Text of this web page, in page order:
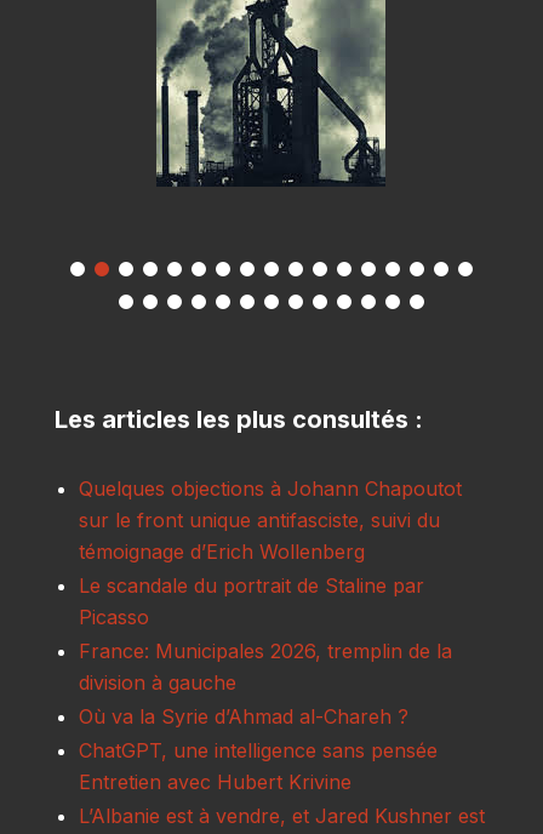
Les articles les plus consultés :
Quelques objections à Johann Chapoutot
sur le front unique antifasciste, suivi du
témoignage d’Erich Wollenberg
Le scandale du portrait de Staline par
Picasso
France: Municipales 2026, tremplin de la
division à gauche
Où va la Syrie d’Ahmad al-Chareh ?
ChatGPT, une intelligence sans pensée
Entretien avec Hubert Krivine
L’Albanie est à vendre, et Jared Kushner est